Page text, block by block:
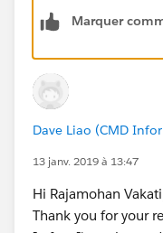
Marquer
Dave Liao (CMD
13 janv. 2019 à 13:47
Hi Rajamohan
Thank you for your